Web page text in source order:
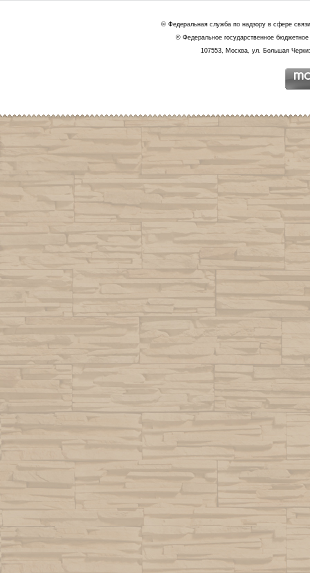
© Федеральная служба по надзору в сфере
© Федеральное государственное
107553, Москва, ул. Большая